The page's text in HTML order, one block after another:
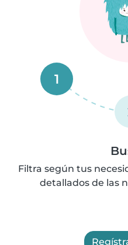
1
Filtra según tus
detallados de las